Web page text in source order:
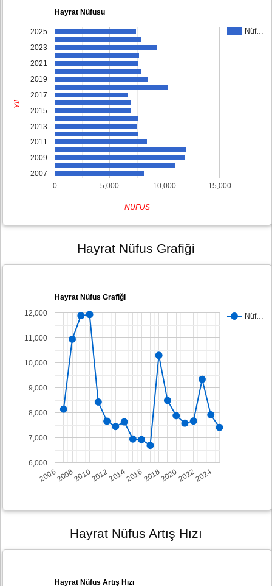
Hayrat Nüfusu
Nüf…
0 5,000 10,000 15,000
2025
2023
2021
2019
2017
2015
2013
2011
2009
2007
NÜFUS
YIL
Hayrat Nüfus Grafiği
Hayrat Nüfus Grafiği
Nüf…
2006200820102012201420162018202020222024
6,000
7,000
8,000
9,000
10,000
11,000
12,000
Hayrat Nüfus Artış Hızı
Hayrat Nüfus Artış Hızı